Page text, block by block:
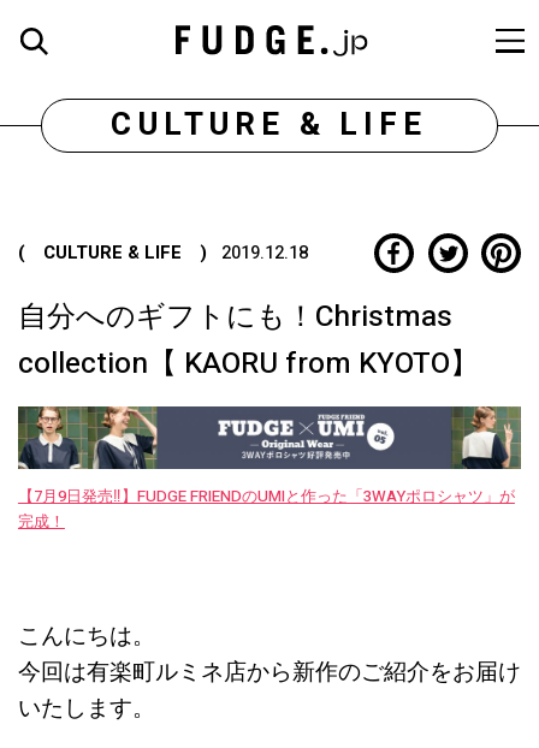
CULTURE & LIFE
( CULTURE & LIFE ) 2019.12.18
自分へのギフトにも！Christmas
collection【 KAORU from KYOTO】
【7月9日発売‼︎】FUDGE FRIENDのUMIと作った「3WAYポロシャツ」が
完成！
こんにちは。
今回は有楽町ルミネ店から新作のご紹介をお届け
いたします。